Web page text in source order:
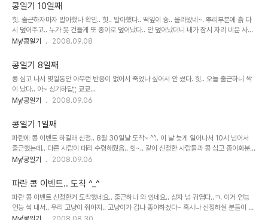
콩일기 10일째
힛. 출근하자마자 발아했나 확인.. 힛.. 발아했다.. 떡잎이 숑.. 올라왔네~. 뿌리부분에 흙 다
시 덮어주고.. 누가 못 건들게 또 종이로 덮어났다.. 안 덮어났더니 내가 잠시 자리 비운 사
이.. 꼭 건드리는 사람이 있단 말이야...
My/콩일기 2008.09.08
콩일기 8일째
콩 심고 나서 몇일동안 아무런 반응이 없어서 죽었나 싶어서 안 썼다. 힛.. 오늘 출근하니 싹
이 났다.. 아~ 싱기하답;; 쿄쿄...
My/콩일기
2008.09.06
콩일기 1일째
파란에 콩 이벤트 하길래 신청.. 8월 30일날 도착~ ^^.. 이 날 늦게 일어나서 10시 넘어서
출근했는데.. 다른 사람이 대리 수령해줬음.. 힛~.. 같이 신청한 사람들과 콩 심고 종이화분에
물 줬당.. .
My/콩일기 2008.09.06
파란 콩 이벤트.. 도착 ^_^
파란 콩 이벤트 신청한거 도착했네요.. 출근하니 와 있네요.. 상자 넘 귀엽다..ㅋ. 이거 언능
언능 싹 내서.. 우리 고냥이 줘야지.. 고냥이가 겁나 좋아하겠다~ 혹시나 신청하실 분들이 있
을까봐..링크 남김.. http://event.paran.com/my_message_tree/ 분명히 적는데..